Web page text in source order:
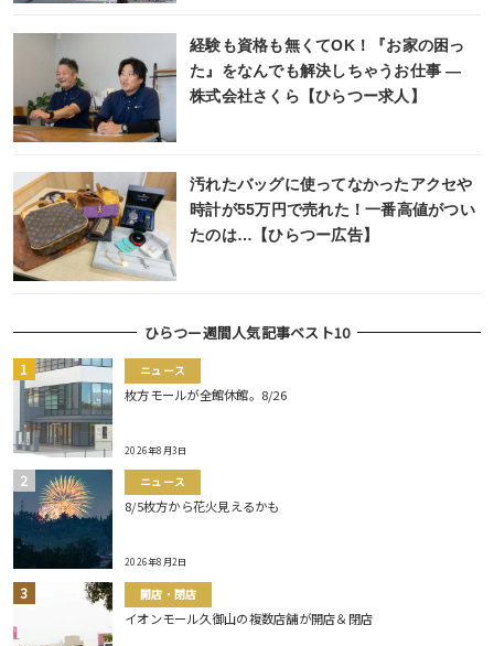
経験も資格も無くてOK！『お家の困っ
た』をなんでも解決しちゃうお仕事 ―
株式会社さくら【ひらつー求人】
汚れたバッグに使ってなかったアクセや
時計が55万円で売れた！一番高値がつい
たのは…【ひらつー広告】
ひらつー週間人気記事ベスト10
ニュース
枚方モールが全館休館。8/26
2026年8月3日
ニュース
8/5枚方から花火見えるかも
2026年8月2日
開店・閉店
イオンモール久御山の複数店舗が開店＆閉店